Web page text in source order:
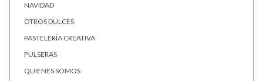
NAVIDAD
OTROS DULCES
PASTELERÍA CREATIVA
PULSERAS
QUIENES SOMOS